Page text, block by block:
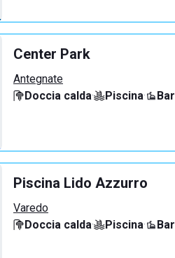
Center Park
Antegnate
Doccia calda· Piscina· Bar
Piscina Lido Azzurro
Varedo
Doccia calda· Piscina· Bar